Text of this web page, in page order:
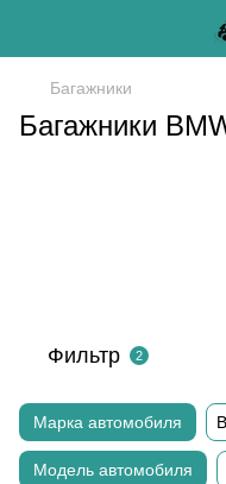
Багажники
Багажники
Фильтр 2
Марка автомобиля
Модель автомобиля